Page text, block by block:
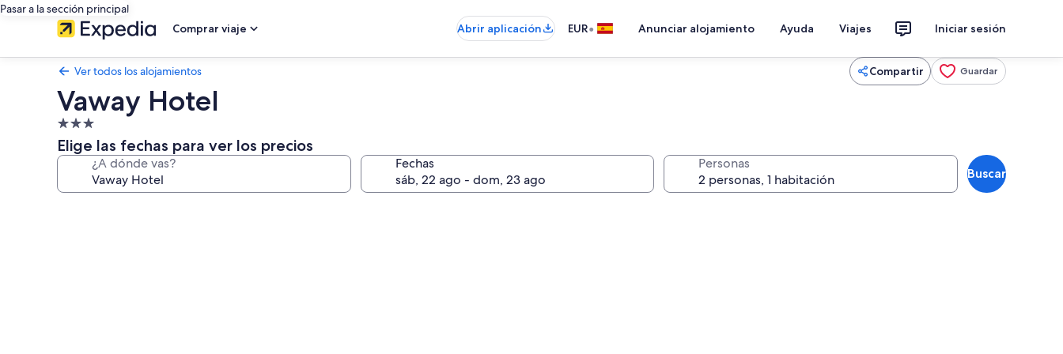
Pasar a la sección principal
Comprar viaje
Abrir aplicación EUR• Anunciar alojamiento Ayuda Viajes Iniciar sesión
Ver todos los alojamientos Compartir Guardar
Vaway Hotel
Alojamiento
de
3.0 estrellas
Elige las fechas para ver los precios
¿A dónde vas? Fechas Personas
Buscar